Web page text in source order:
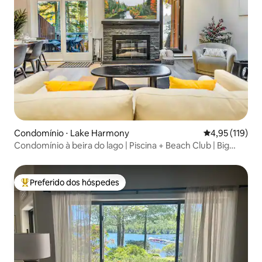
Condomínio ⋅ Lake Harmony 4,95 de uma
4,95 (119)
Condomínio à beira do lago | Piscina + Beach Club | Big
Entre os melhores preferidos dos hóspedes
Preferido dos hóspedes